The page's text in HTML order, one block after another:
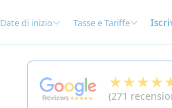
Date di inizio Tasse e Tariffe
(271